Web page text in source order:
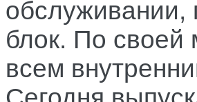
обслуживании,
блок. По своей
всем